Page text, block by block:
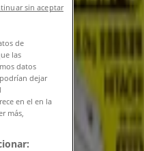
de
las
datos
dejar
en el en la
más,
sin aceptar